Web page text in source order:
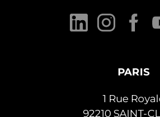
PARIS
1 Rue
92210 SAINT-